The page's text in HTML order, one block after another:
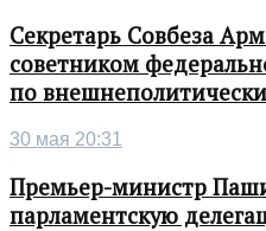
Секретарь Совбеза
советником
по
30 мая 20:31
Премьер-министр
парламентскую